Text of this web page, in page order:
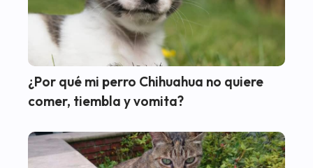
¿Por qué mi perro Chihuahua no quiere
comer, tiembla y vomita?